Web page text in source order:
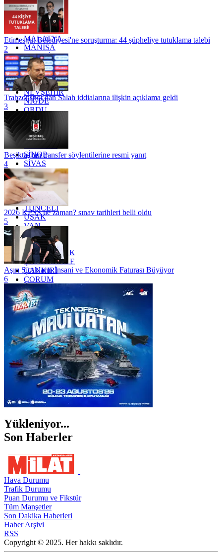
KOCAELİ
KONYA
KÜTAHYA
KİLİS
MALATYA
MANİSA
MARDİN
MERSİN
MUĞLA
MUŞ
NEVŞEHİR
NİĞDE
ORDU
OSMANİYE
RİZE
SAKARYA
SİNOP
SİVAS
SİİRT
TEKİRDAĞ
TOKAT
TRABZON
TUNCELİ
UŞAK
VAN
YALOVA
YOZGAT
ZONGULDAK
ÇANAKKALE
ÇANKIRI
ÇORUM
İSTANBUL
İZMİR
ŞANLIURFA
ŞIRNAK
Etimesgut Belediyesi'ne soruşturma: 44 şüpheliye tutuklama talebi
2
Trabzonspor'dan Salah iddialarına ilişkin açıklama geldi
3
Beşiktaş'tan transfer söylentilerine resmi yanıt
4
2026 KPSS ne zaman? sınav tarihleri belli oldu
5
Aşırı Sıcakların İnsani ve Ekonomik Faturası Büyüyor
6
Yükleniyor...
Son Haberler
Hava Durumu
Trafik Durumu
Puan Durumu ve Fikstür
Tüm Manşetler
Son Dakika Haberleri
Haber Arşivi
RSS
Copyright © 2025. Her hakkı saklıdır.